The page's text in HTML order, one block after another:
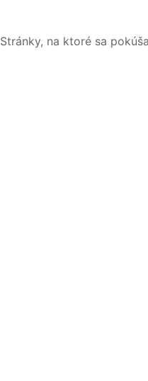
Stránky, na ktoré sa